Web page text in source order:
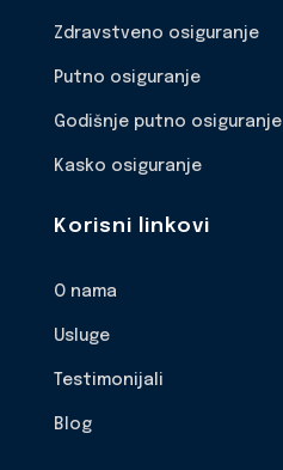
Zdravstveno osiguranje
Putno osiguranje
Godišnje putno osiguranje
Kasko osiguranje
Korisni linkovi
O nama
Usluge
Testimonijali
Blog